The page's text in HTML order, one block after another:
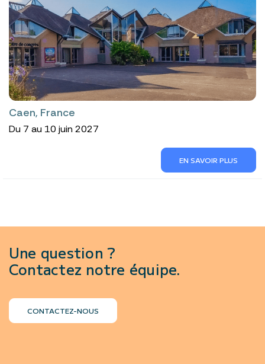
Caen, France
Du 7 au 10 juin 2027
EN SAVOIR PLUS
Une question ?
Contactez notre équipe.
CONTACTEZ-NOUS